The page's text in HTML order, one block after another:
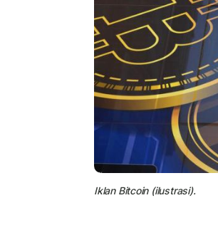
Iklan Bitcoin (ilustrasi).